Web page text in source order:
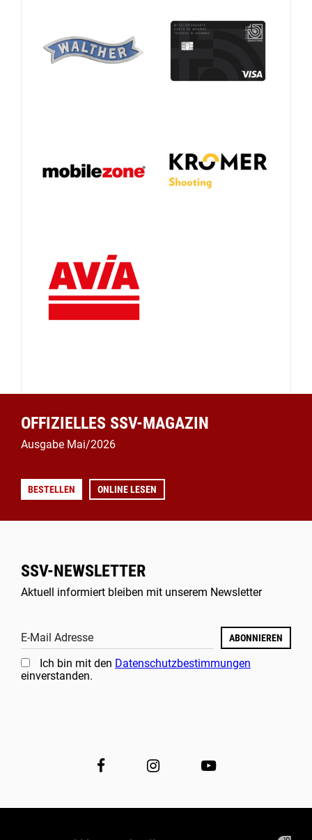
OFFIZIELLES SSV-MAGAZIN
Ausgabe Mai/2026
BESTELLEN ONLINE LESEN
SSV-NEWSLETTER
Aktuell informiert bleiben mit unserem Newsletter
E-Mail Adresse ABONNIEREN
Ich bin mit den Datenschutzbestimmungen
einverstanden.